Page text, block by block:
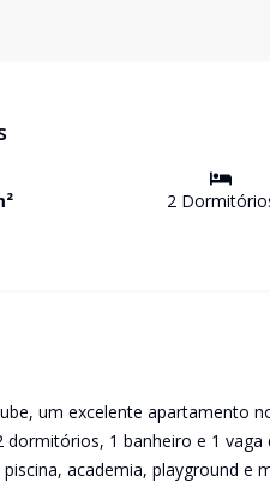
2Dormitório
um excelente apartamento
1 banheiro e 1
academia, playground e